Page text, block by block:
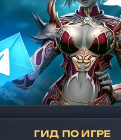
ГИД ПО ИГРЕ